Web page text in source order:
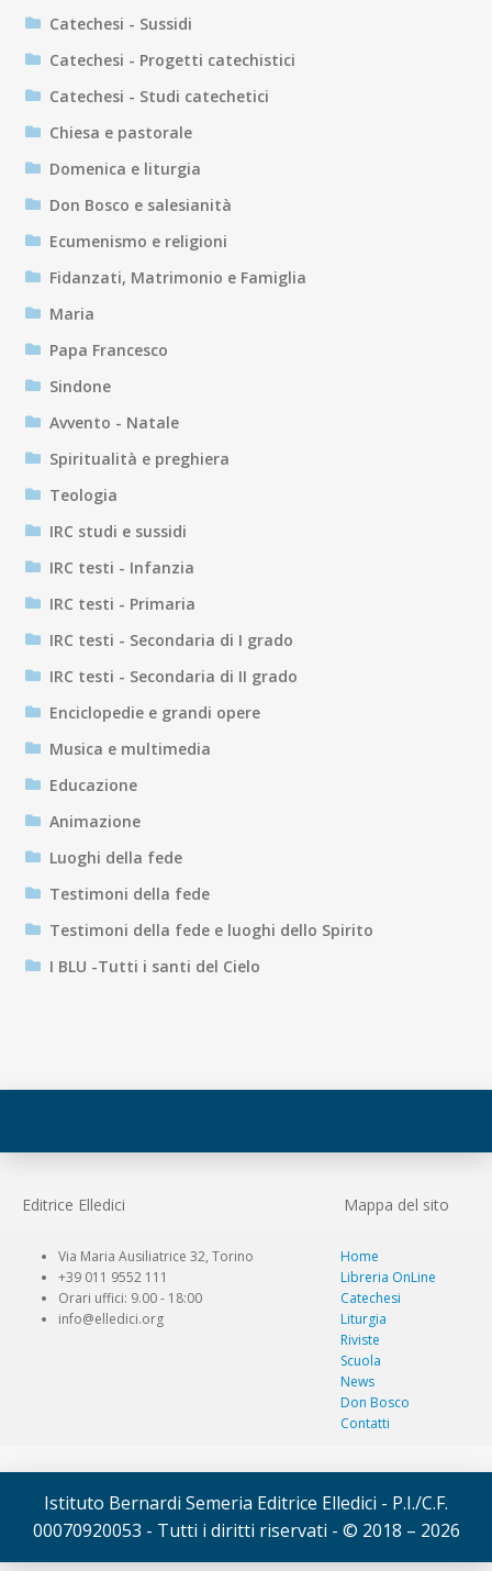
Catechesi - Sussidi
Catechesi - Progetti catechistici
Catechesi - Studi catechetici
Chiesa e pastorale
Domenica e liturgia
Don Bosco e salesianità
Ecumenismo e religioni
Fidanzati, Matrimonio e Famiglia
Maria
Papa Francesco
Sindone
Avvento - Natale
Spiritualità e preghiera
Teologia
IRC studi e sussidi
IRC testi - Infanzia
IRC testi - Primaria
IRC testi - Secondaria di I grado
IRC testi - Secondaria di II grado
Enciclopedie e grandi opere
Musica e multimedia
Educazione
Animazione
Luoghi della fede
Testimoni della fede
Testimoni della fede e luoghi dello Spirito
I BLU -Tutti i santi del Cielo
Editrice Elledici Mappa del sito
Via Maria Ausiliatrice 32, Torino
+39 011 9552 111
Orari uffici: 9.00 - 18:00
info@elledici.org
Home
Libreria OnLine
Catechesi
Liturgia
Riviste
Scuola
News
Don Bosco
Contatti
Istituto Bernardi Semeria Editrice Elledici - P.I./C.F.
00070920053 - Tutti i diritti riservati - © 2018 – 2026